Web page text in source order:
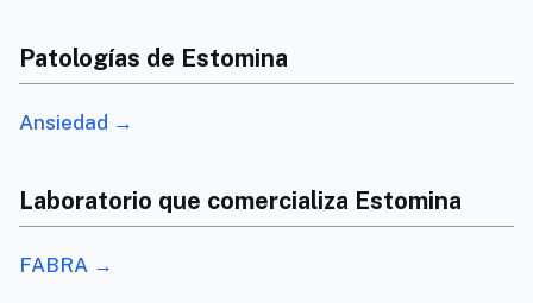
Patologías de Estomina
Ansiedad →
Laboratorio que comercializa Estomina
FABRA →